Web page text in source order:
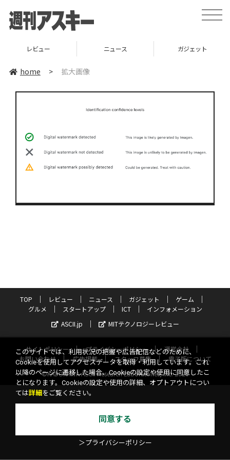
toggle
レビュー ニュース ガジェット
home > 拡大画像
TOP レビュー ニュース ガジェット
ゲーム
グルメ
スタートアップ ICT
インフォメーション
ASCII.jp
MITテクノロジーレビュー
サイトポリシー プライバシーポリシー
運営会社
お問い合わせ
広告掲載 スタッフ募集
電子版について
©KADOKAWA ASCII Research Laboratories, Inc. 2026
このサイトでは、利用状況の把握や広告配信などのために、
Cookieを使用してアクセスデータを取得・利用しています。これ
以降のページに遷移した場合、Cookieの設定や使用に同意したこ
とになります。Cookieの設定や使用の詳細、オプトアウトについ
ては詳細 をご覧ください。
同意する
＞プライバシーポリシー